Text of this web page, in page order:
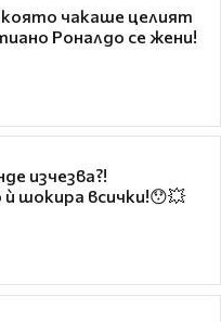
чакаше целият
Роналдо се жени!
изчезва?!
шокира всички!😯💥